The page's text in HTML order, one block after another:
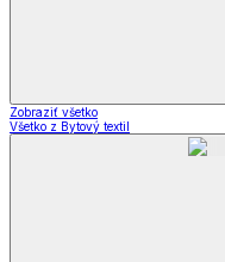
Zobraziť všetko
Všetko z Bytový textil